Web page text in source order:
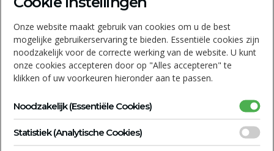
Kennis maken
Onder het genot van een bakje koffie bespreken we
jouw wensen en bekijken we de ruimtes.
STAP 2
Onze website maakt gebruik van cookies om u de best
mogelijke gebruikerservaring te bieden. Essentiële cookies zijn
noodzakelijk voor de correcte werking van de website. U kunt
onze cookies accepteren door op "Alles accepteren" te
klikken of uw voorkeuren hieronder aan te passen.
Noodzakelijk (Essentiële Cookies)
Statistiek (Analytische Cookies)